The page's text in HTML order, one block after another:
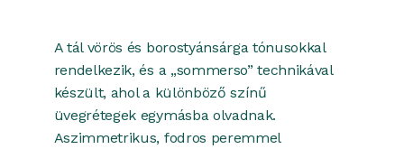
A tál vörös és borostyánsárga tónusokkal
rendelkezik, és a „sommerso” technikával
készült, ahol a különböző színű
üvegrétegek egymásba olvadnak.
Aszimmetrikus, fodros peremmel